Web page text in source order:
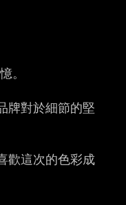
。
牌對於細節的堅
歡這次的色彩成